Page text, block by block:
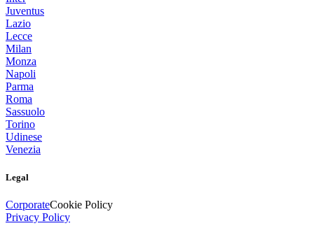
Juventus
Lazio
Lecce
Milan
Monza
Napoli
Parma
Roma
Sassuolo
Torino
Udinese
Venezia
Legal
CorporateCookie Policy
Privacy Policy